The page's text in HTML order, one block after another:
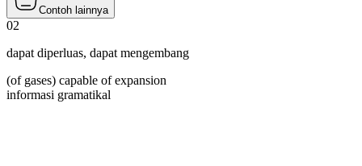
Contoh lainnya
02
dapat diperluas, dapat mengembang
(of gases) capable of expansion
informasi gramatikal